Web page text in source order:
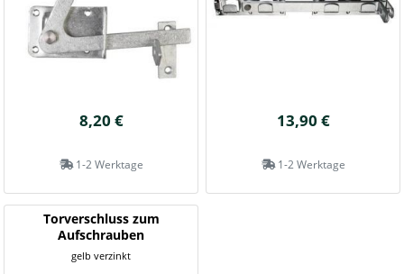
8,20 €
1-2 Werktage
13,90 €
1-2 Werktage
Torverschluss zum
Aufschrauben
gelb verzinkt